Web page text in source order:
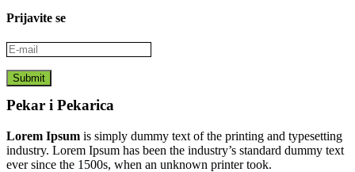
Prijavite se
Pekar i Pekarica
Lorem Ipsum is simply dummy text of the printing and typesetting
industry. Lorem Ipsum has been the industry’s standard dummy text
ever since the 1500s, when an unknown printer took.